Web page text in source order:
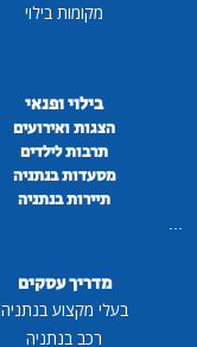
מקומות בילוי
בילוי ופנאי
הצגות ואירועים
תרבות לילדים
מסעדות בנתניה
תיירות בנתניה
...
מדריך עסקים
בעלי מקצוע בנתניה
רכב בנתניה